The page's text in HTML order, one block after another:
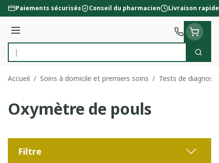
Aller au contenu
Paiements sécurisés Conseil du pharmacien Livraison rapide
Menu
Rechercher
Accueil / Soins à domicile et premiers soins / Tests de
Oxymètre de pouls
Filtre